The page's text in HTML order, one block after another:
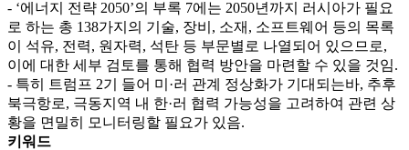
- ‘에너지 전략 2050’의 부록 7에는 2050년까지 러시아가 필요
로 하는 총 138가지의 기술, 장비, 소재, 소프트웨어 등의 목록
이 석유, 전력, 원자력, 석탄 등 부문별로 나열되어 있으므로,
이에 대한 세부 검토를 통해 협력 방안을 마련할 수 있을 것임.
- 특히 트럼프 2기 들어 미·러 관계 정상화가 기대되는바, 추후
북극항로, 극동지역 내 한·러 협력 가능성을 고려하여 관련 상
황을 면밀히 모니터링할 필요가 있음.
키워드